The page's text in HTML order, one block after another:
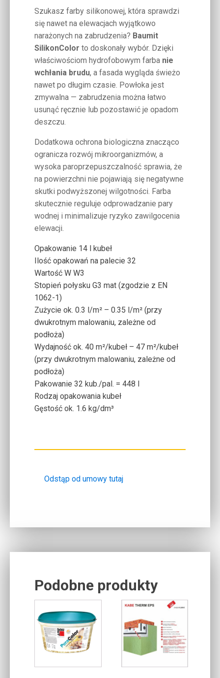
Szukasz farby silikonowej, która sprawdzi
się nawet na elewacjach wyjątkowo
narażonych na zabrudzenia? Baumit
SilikonColor to doskonały wybór. Dzięki
właściwościom hydrofobowym farba nie
wchłania brudu, a fasada wygląda świeżo
nawet po długim czasie. Powłoka jest
zmywalna — zabrudzenia można łatwo
usunąć ręcznie lub pozostawić je opadom
deszczu.
Dodatkowa ochrona biologiczna znacząco
ogranicza rozwój mikroorganizmów, a
wysoka paroprzepuszczalność sprawia, że
na powierzchni nie pojawiają się negatywne
skutki podwyższonej wilgotności. Farba
skutecznie reguluje odprowadzanie pary
wodnej i minimalizuje ryzyko zawilgocenia
elewacji.
Opakowanie 14 l kubeł
Ilość opakowań na palecie 32
Wartość W W3
Stopień połysku G3 mat (zgodzie z EN
1062-1)
Zużycie ok. 0.3 l/m² – 0.35 l/m² (przy
dwukrotnym malowaniu, zależne od
podłoża)
Wydajność ok. 40 m²/kubeł – 47 m²/kubeł
(przy dwukrotnym malowaniu, zależne od
podłoża)
Pakowanie 32 kub./pal. = 448 l
Rodzaj opakowania kubeł
Gęstość ok. 1.6 kg/dm³
Odstąp od umowy tutaj
Podobne produkty